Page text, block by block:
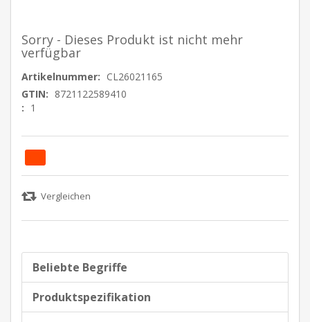
Sorry - Dieses Produkt ist nicht mehr
verfügbar
Artikelnummer: CL26021165
GTIN: 8721122589410
: 1
Beliebte Begriffe
Produktspezifikation